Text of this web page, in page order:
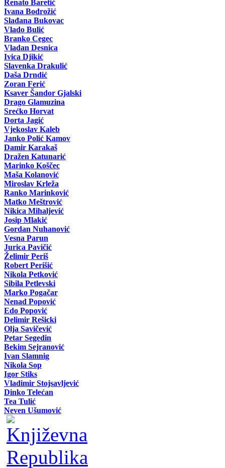
Renato Baretić
Ivana Bodrožić
Slađana Bukovac
Vlado Bulić
Branko Cegec
Vladan Desnica
Ivica Djikić
Slavenka Drakulić
Daša Drndić
Zoran Ferić
Ksaver Šandor Gjalski
Drago Glamuzina
Srećko Horvat
Dorta Jagić
Vjekoslav Kaleb
Janko Polić Kamov
Damir Karakaš
Dražen Katunarić
Marinko Koščec
Maša Kolanović
Miroslav Krleža
Ranko Marinković
Matko Meštrović
Nikica Mihaljević
Josip Mlakić
Gordan Nuhanović
Vesna Parun
Jurica Pavičić
Želimir Periš
Robert Perišić
Nikola Petković
Sibila Petlevski
Marko Pogačar
Nenad Popović
Edo Popović
Delimir Rešicki
Olja Savičević
Petar Segedin
Bekim Sejranović
Ivan Slamnig
Nikola Sop
Igor Stiks
Vladimir Stojsavljević
Dinko Telećan
Tea Tulić
Neven Ušumović